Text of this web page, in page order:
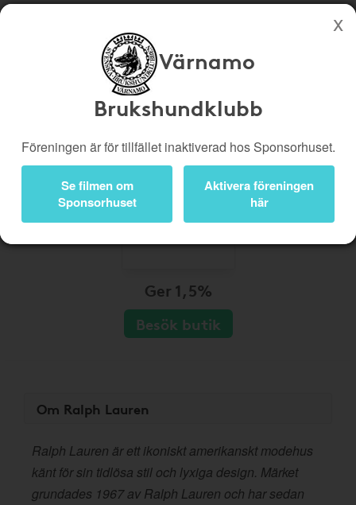
Köp genom denna sida stöttar Värnamo Brukshundklubb
Bli medlem
Logga in
Värnamo
Brukshundklubb
Föreningen är för tillfället inaktiverad hos Sponsorhuset.
Se filmen om
Sponsorhuset
Aktivera föreningen
här
Ger 1,5%
Besök butik
Om Ralph Lauren
Ralph Lauren är ett ikoniskt amerikanskt modehus
känt för sin tidlösa stil och lyxiga design. Märket
grundades 1967 av Ralph Lauren och har sedan